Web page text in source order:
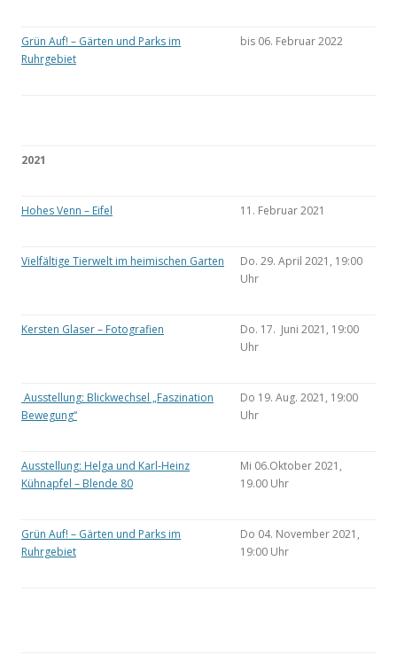
Grün Auf! – Gärten und Parks im
Ruhrgebiet
bis 06. Februar 2022
2021
Hohes Venn – Eifel 11. Februar 2021
Vielfältige Tierwelt im heimischen Garten
Do. 29. April 2021, 19:00
Uhr
Kersten Glaser – Fotografien
Do. 17. Juni 2021, 19:00
Uhr
Ausstellung: Blickwechsel „Faszination
Bewegung“
Do 19. Aug. 2021, 19:00
Uhr
Ausstellung: Helga und Karl-Heinz
Kühnapfel – Blende 80
Mi 06.Oktober 2021,
19.00 Uhr
Grün Auf! – Gärten und Parks im
Ruhrgebiet
Do 04. November 2021,
19:00 Uhr